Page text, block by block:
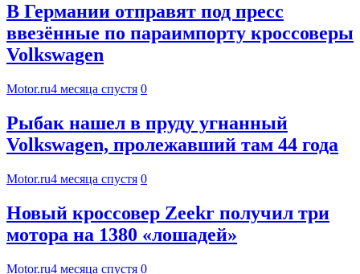
В Германии отправят под пресс
ввезённые по параимпорту кроссоверы
Volkswagen
Motor.ru4 месяца спустя 0
Рыбак нашел в пруду угнанный
Volkswagen, пролежавший там 44 года
Motor.ru4 месяца спустя 0
Новый кроссовер Zeekr получил три
мотора на 1380 «лошадей»
Motor.ru4 месяца спустя 0